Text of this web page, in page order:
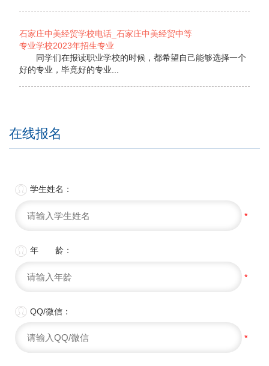
石家庄中美经贸学校电话_石家庄中美经贸中等
专业学校2023年招生专业
同学们在报读职业学校的时候，都希望自己能够选择一个
好的专业，毕竟好的专业...
在线报名
 学生姓名：
*
 年 龄：
*
 QQ/微信：
*